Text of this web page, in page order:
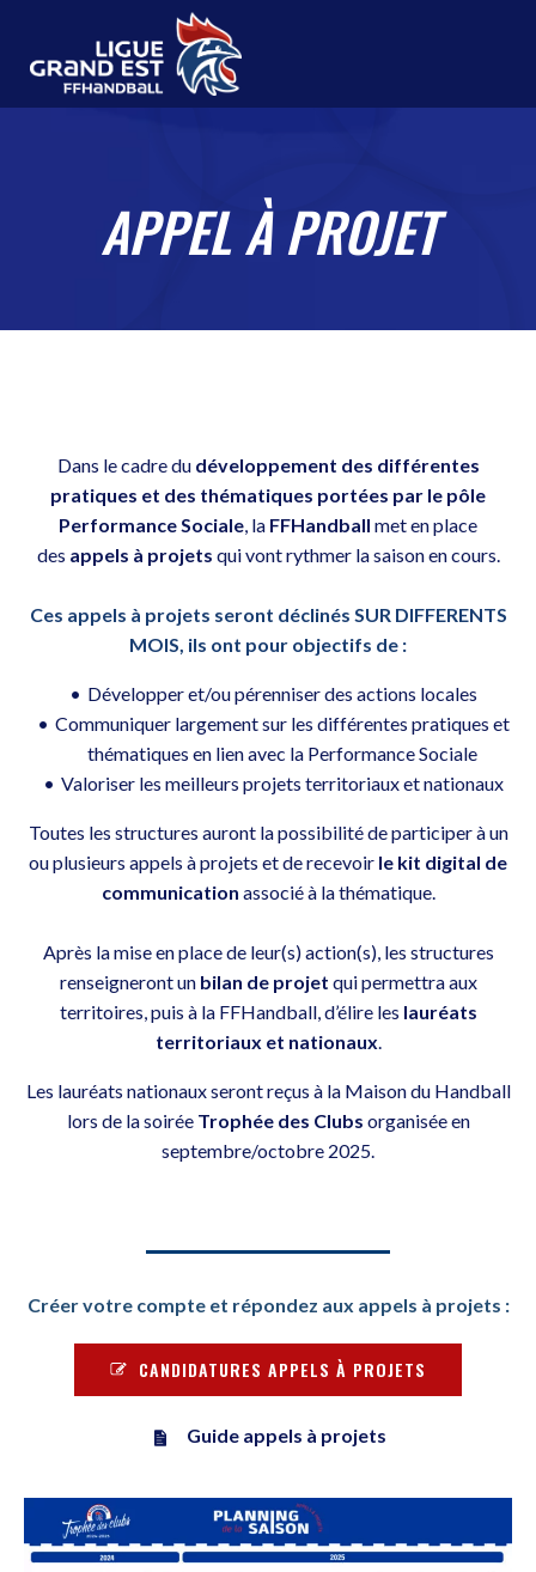
APPEL À PROJET
Dans le cadre du développement des différentes
pratiques et des thématiques portées par le pôle
Performance Sociale, la FFHandball met en place
des appels à projets qui vont rythmer la saison en cours.
Ces appels à projets seront déclinés SUR DIFFERENTS
MOIS, ils ont pour objectifs de :
Développer et/ou pérenniser des actions locales
Communiquer largement sur les différentes pratiques et
thématiques en lien avec la Performance Sociale
Valoriser les meilleurs projets territoriaux et nationaux
Toutes les structures auront la possibilité de participer à un
ou plusieurs appels à projets et de recevoir le kit digital de
communication associé à la thématique.
Après la mise en place de leur(s) action(s), les structures
renseigneront un bilan de projet qui permettra aux
territoires, puis à la FFHandball, d’élire les lauréats
territoriaux et nationaux.
Les lauréats nationaux seront reçus à la Maison du Handball
lors de la soirée Trophée des Clubs organisée en
septembre/octobre 2025.
Créer votre compte et répondez aux appels à projets :
CANDIDATURES APPELS À PROJETS
Guide appels à projets